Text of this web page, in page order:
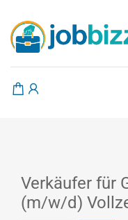
Verkäufer für
(m/w/d)